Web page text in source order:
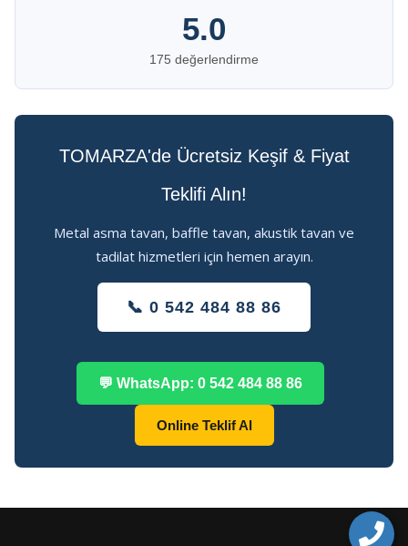
5.0
175 değerlendirme
TOMARZA'de Ücretsiz Keşif & Fiyat
Teklifi Alın!
Metal asma tavan, baffle tavan, akustik tavan ve
tadilat hizmetleri için hemen arayın.
📞 0 542 484 88 86
💬 WhatsApp: 0 542 484 88 86
Online Teklif Al